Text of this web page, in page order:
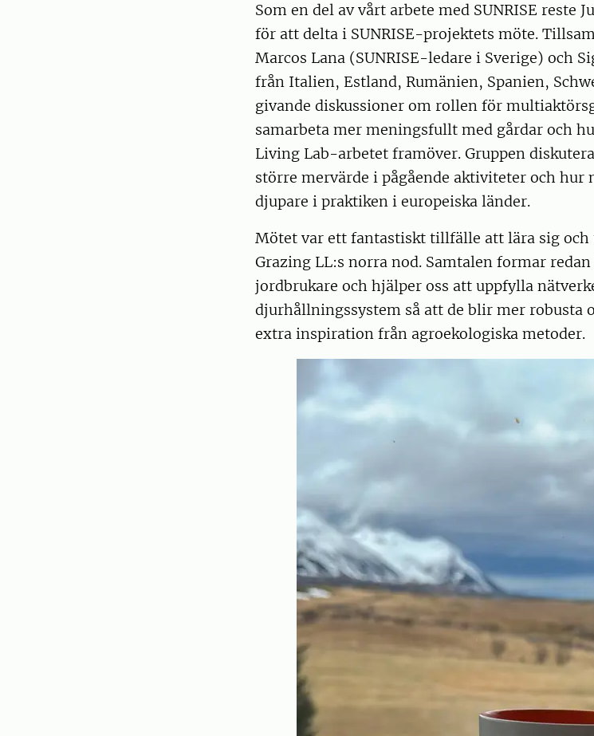
Som en del av vårt arbete med SUNRISE reste
för att delta i SUNRISE-projektets möte.
Marcos Lana (SUNRISE-ledare i Sverige) och
från Italien, Estland, Rumänien, Spanien,
givande diskussioner om rollen för
samarbeta mer meningsfullt med gårdar och
Living Lab-arbetet framöver. Gruppen
större mervärde i pågående aktiviteter och hur
djupare i praktiken i europeiska länder.
Mötet var ett fantastiskt tillfälle att lära sig
Grazing LL:s norra nod. Samtalen formar
jordbrukare och hjälper oss att uppfylla
djurhållningssystem så att de blir mer robusta
extra inspiration från agroekologiska metoder.